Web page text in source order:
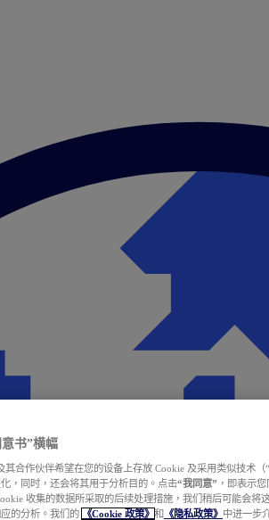
书”横幅
其合作伙伴希望在您的设备上存放 Cookie 及采用类似技术
，同时，还会将其用于分析目的。点击“我同意” ，即表示
收集的数据所采取的后续处理措施，我们稍后可能会将
的分析。我们的
《Cookie 政策》 和 《隐私政策》 中进一步